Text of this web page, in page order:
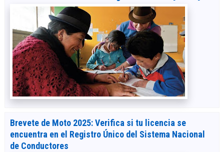
Brevete de Moto 2025: Verifica si tu licencia se
encuentra en el Registro Único del Sistema Nacional
de Conductores